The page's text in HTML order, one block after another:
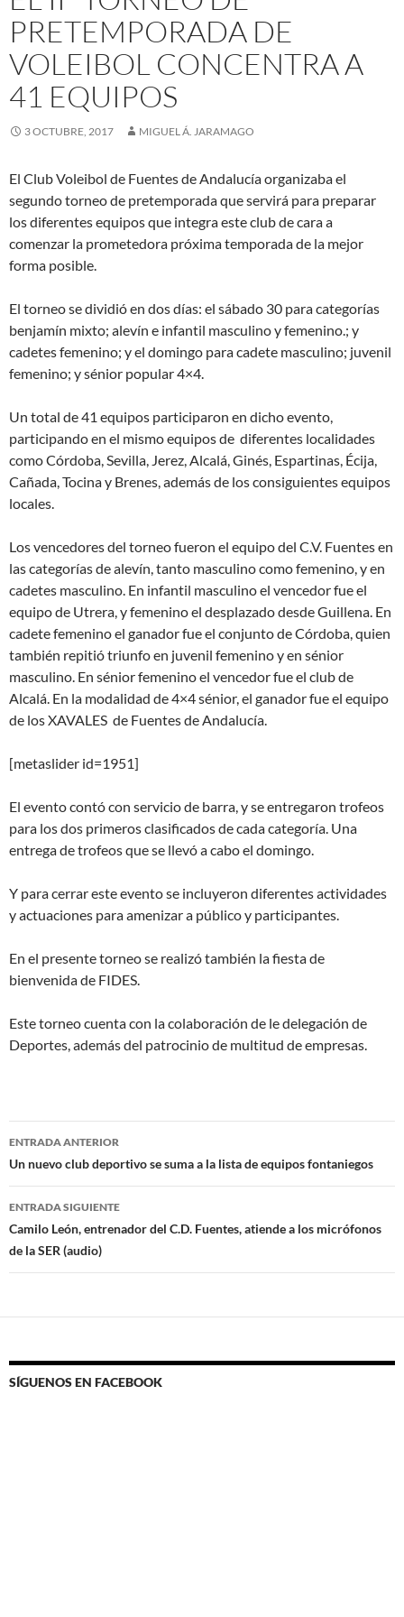
PRETEMPORADA DE
VOLEIBOL CONCENTRA A
41 EQUIPOS
3 OCTUBRE, 2017 MIGUEL Á. JARAMAGO
El Club Voleibol de Fuentes de Andalucía organizaba el
segundo torneo de pretemporada que servirá para preparar
los diferentes equipos que integra este club de cara a
comenzar la prometedora próxima temporada de la mejor
forma posible.
El torneo se dividió en dos días: el sábado 30 para categorías
benjamín mixto; alevín e infantil masculino y femenino.; y
cadetes femenino; y el domingo para cadete masculino; juvenil
femenino; y sénior popular 4×4.
Un total de 41 equipos participaron en dicho evento,
participando en el mismo equipos de diferentes localidades
como Córdoba, Sevilla, Jerez, Alcalá, Ginés, Espartinas, Écija,
Cañada, Tocina y Brenes, además de los consiguientes equipos
locales.
Los vencedores del torneo fueron el equipo del C.V. Fuentes en
las categorías de alevín, tanto masculino como femenino, y en
cadetes masculino. En infantil masculino el vencedor fue el
equipo de Utrera, y femenino el desplazado desde Guillena. En
cadete femenino el ganador fue el conjunto de Córdoba, quien
también repitió triunfo en juvenil femenino y en sénior
masculino. En sénior femenino el vencedor fue el club de
Alcalá. En la modalidad de 4×4 sénior, el ganador fue el equipo
de los XAVALES de Fuentes de Andalucía.
[metaslider id=1951]
El evento contó con servicio de barra, y se entregaron trofeos
para los dos primeros clasificados de cada categoría. Una
entrega de trofeos que se llevó a cabo el domingo.
Y para cerrar este evento se incluyeron diferentes actividades
y actuaciones para amenizar a público y participantes.
En el presente torneo se realizó también la fiesta de
bienvenida de FIDES.
Este torneo cuenta con la colaboración de le delegación de
Deportes, además del patrocinio de multitud de empresas.
Navegación
de
entradas
ENTRADA ANTERIOR
Un nuevo club deportivo se suma a la lista de equipos fontaniegos
ENTRADA SIGUIENTE
Camilo León, entrenador del C.D. Fuentes, atiende a los micrófonos
de la SER (audio)
SÍGUENOS EN FACEBOOK